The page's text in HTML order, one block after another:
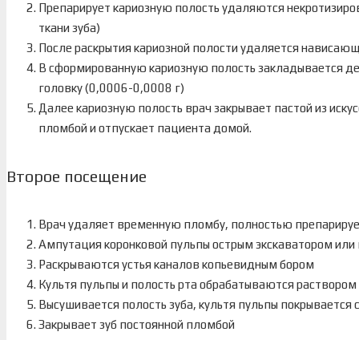
Препарирует кариозную полость удаляются
ткани зуба)
После раскрытия кариозной полости удаляется
В сформированную кариозную полость закладывается
головку (0,0006-0,0008 г)
Далее кариозную полость врач закрывает пастой из
пломбой и отпускает пациента домой.
Второе посещение
Врач удаляет временную пломбу, полностью
Ампутация коронковой пульпы острым экскаватором
Раскрываются устья каналов копьевидным бором
Культя пульпы и полость рта обрабатываются
Высушивается полость зуба, культя пульпы покрывается
Закрывает зуб постоянной пломбой